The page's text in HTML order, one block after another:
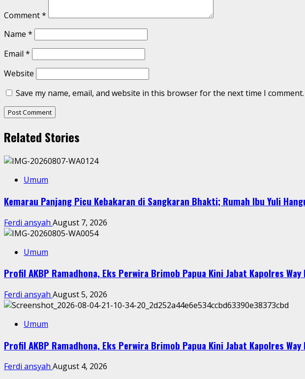
Comment*
Name *
Email *
Website
Save my name, email, and website in this browser for the next time I comment.
Related Stories
Umum
Kemarau Panjang Picu Kebakaran di Sangkaran Bhakti; Rumah Ibu Yuli
Ferdi ansyah August 7, 2026
Umum
Profil AKBP Ramadhona, Eks Perwira Brimob Papua Kini Jabat Kapolres Way
Ferdi ansyah August 5, 2026
Umum
Profil AKBP Ramadhona, Eks Perwira Brimob Papua Kini Jabat Kapolres
Ferdi ansyah August 4, 2026